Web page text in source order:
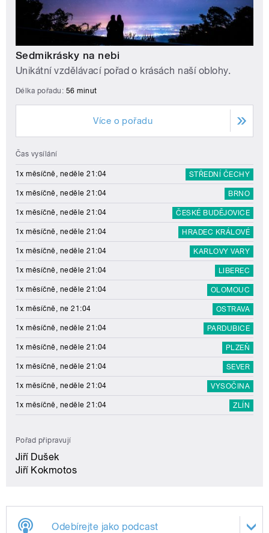
Sedmikrásky na nebi
Unikátní vzdělávací pořad o krásách naší oblohy.
Délka pořadu: 56 minut
Více o pořadu
Čas vysílání
1x měsíčně, neděle 21:04 STŘEDNÍ ČECHY
1x měsíčně, neděle 21:04 BRNO
1x měsíčně, neděle 21:04 ČESKÉ BUDĚJOVICE
1x měsíčně, neděle 21:04 HRADEC KRÁLOVÉ
1x měsíčně, neděle 21:04 KARLOVY VARY
1x měsíčně, neděle 21:04 LIBEREC
1x měsíčně, neděle 21:04 OLOMOUC
1x měsíčně, ne 21:04 OSTRAVA
1x měsíčně, neděle 21:04 PARDUBICE
1x měsíčně, neděle 21:04 PLZEŇ
1x měsíčně, neděle 21:04 SEVER
1x měsíčně, neděle 21:04 VYSOČINA
1x měsíčně, neděle 21:04 ZLÍN
Pořad připravují
Jiří Dušek
Jiří Kokmotos
Odebírejte jako podcast